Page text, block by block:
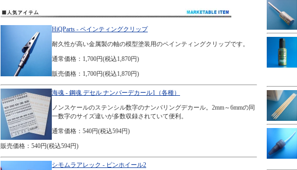
HiQParts - ペインティングクリップ
耐久性が高い金属製の軸の模型塗装用のペインティングクリップです。
通常価格：1,700円(税込1,870円)
販売価格：1,700円(税込1,870円)
海魂 - 鋼魂 デセル ナンバーデカール1（各種）
ノンスケールのステンシル数字のナンバリングデカール。2mm～6mmの同
一数字のサイズ違いが多数収録されていて便利。
通常価格：540円(税込594円)
販売価格：540円(税込594円)
シモムラアレック - ピンホイール2